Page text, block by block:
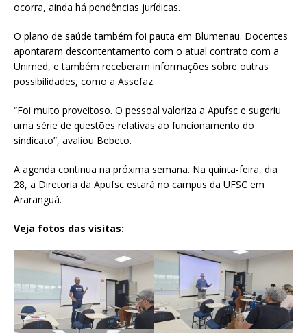
ocorra, ainda há pendências jurídicas.
O plano de saúde também foi pauta em Blumenau. Docentes
apontaram descontentamento com o atual contrato com a
Unimed, e também receberam informações sobre outras
possibilidades, como a Assefaz.
“Foi muito proveitoso. O pessoal valoriza a Apufsc e sugeriu
uma série de questões relativas ao funcionamento do
sindicato”, avaliou Bebeto.
A agenda continua na próxima semana. Na quinta-feira, dia
28, a Diretoria da Apufsc estará no campus da UFSC em
Araranguá.
Veja fotos das visitas: